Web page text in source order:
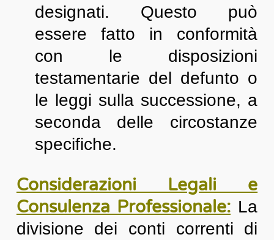
designati. Questo può
essere fatto in conformità
con le disposizioni
testamentarie del defunto o
le leggi sulla successione, a
seconda delle circostanze
specifiche.
Considerazioni Legali e
Consulenza Professionale: La
divisione dei conti correnti di